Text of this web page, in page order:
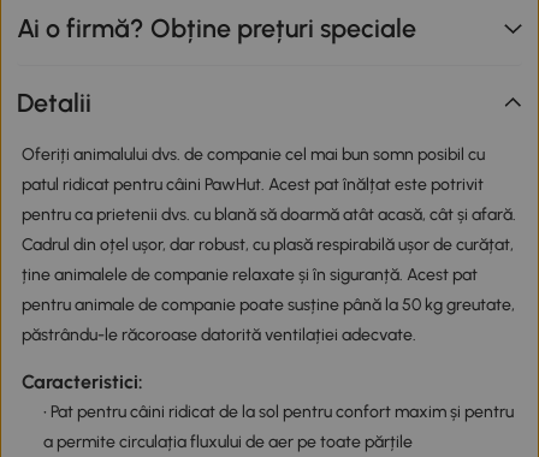
Ai o firmă? Obține prețuri speciale
Detalii
Oferiți animalului dvs. de companie cel mai bun somn posibil cu
patul ridicat pentru câini PawHut. Acest pat înălțat este potrivit
pentru ca prietenii dvs. cu blană să doarmă atât acasă, cât și afară.
Cadrul din oțel ușor, dar robust, cu plasă respirabilă ușor de curățat,
ține animalele de companie relaxate și în siguranță. Acest pat
pentru animale de companie poate susține până la 50 kg greutate,
păstrându-le răcoroase datorită ventilației adecvate.
Caracteristici:
• Pat pentru câini ridicat de la sol pentru confort maxim și pentru
a permite circulația fluxului de aer pe toate părțile